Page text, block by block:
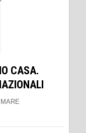
CASA.